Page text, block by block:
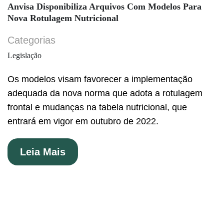
Anvisa Disponibiliza Arquivos Com Modelos Para
Nova Rotulagem Nutricional
Categorias
Legislação
Os modelos visam favorecer a implementação
adequada da nova norma que adota a rotulagem
frontal e mudanças na tabela nutricional, que
entrará em vigor em outubro de 2022.
Leia Mais